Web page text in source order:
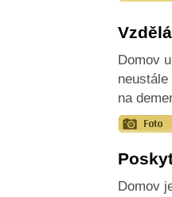
Domov
na
Domov